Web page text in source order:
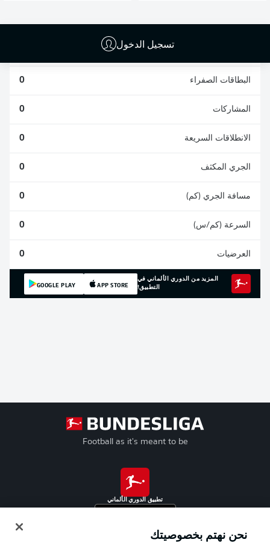
تسجيل الدخول
البطاقات الصفراء 0
المشاركات 0
الانطلاقات السريعة 0
الجري المكثف 0
مسافة الجري (كم) 0
السرعة (كم/س) 0
العرضيات 0
المزيد من الدوري الألماني في
التطبيق!
APP STORE
GOOGLE PLAY
Football as it's meant to be
تطبيق الدوري الألماني
نحن نهتم بخصوصيتك